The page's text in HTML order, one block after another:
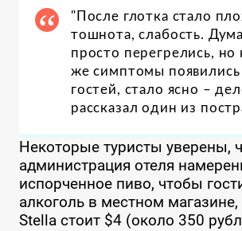
"После глотка стало
тошнота, слабость.
просто перегрелись, но
же симптомы появились
гостей, стало ясно –
рассказал один из
Некоторые туристы уверены,
администрация отеля
испорченное пиво, чтобы
алкоголь в местном магазине,
Stella стоит $4 (около 350